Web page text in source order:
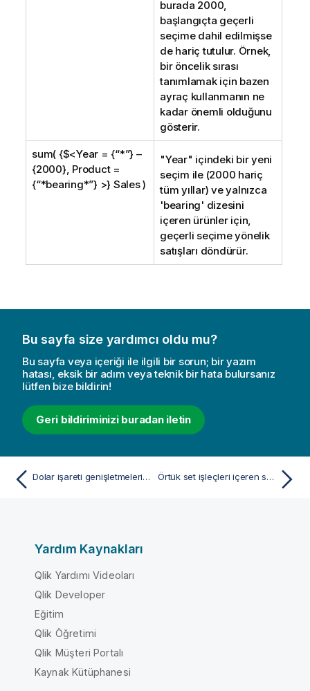
burada 2000,
başlangıçta geçerli
seçime dahil edilmişse
de hariç tutulur. Örnek,
bir öncelik sırası
tanımlamak için bazen
ayraç kullanmanın ne
kadar önemli olduğunu
gösterir.
sum( {$<Year = {“*”} –
{2000}, Product =
{“*bearing*”} >} Sales )
"Year" içindeki bir yeni
seçim ile (2000 hariç
tüm yıllar) ve yalnızca
'bearing' dizesini
içeren ürünler için,
geçerli seçime yönelik
satışları döndürür.
Bu sayfa size yardımcı oldu mu?
Bu sayfa veya içeriği ile ilgili bir sorun; bir yazım
hatası, eksik bir adım veya teknik bir hata bulursanız
lütfen bize bildirin!
Geri bildiriminizi buradan iletin
Dolar işareti genişletmeleri içeren set değiştiricileri Örtük set işleçleri içeren set değiştiriciler
Yardım Kaynakları
Qlik Yardımı Videoları
Qlik Developer
Eğitim
Qlik Öğretimi
Qlik Müşteri Portalı
Kaynak Kütüphanesi